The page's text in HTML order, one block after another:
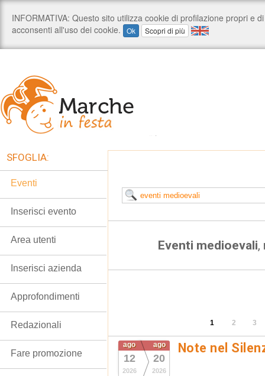
Eventi medioevali,
1 2 3
ago
12
2026
ago
20
2026
Note nel
SFOGLIA:
Eventi
Inserisci evento
Area utenti
Inserisci azienda
Approfondimenti
Redazionali
Fare promozione